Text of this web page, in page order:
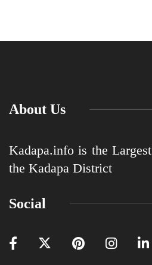
About Us
Kadapa.info is the
the Kadapa District
Social